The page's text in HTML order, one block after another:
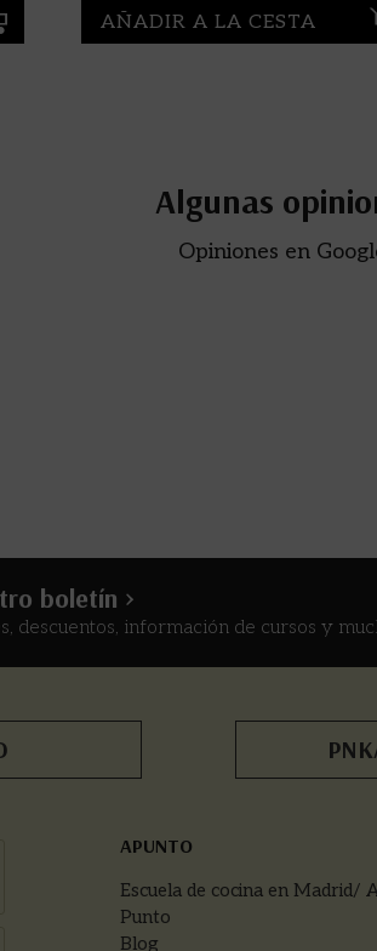
AÑADIR A LA CESTA
Algunas
Opiniones en
boletín >
descuentos, información de cursos y
APUNTO
Escuela de cocina en Madrid/
Punto
Blog